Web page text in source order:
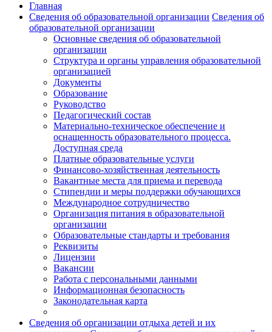
Главная
Сведения об образовательной организации Сведения об
образовательной организации
Основные сведения об образовательной
организации
Структура и органы управления образовательной
организацией
Документы
Образование
Руководство
Педагогический состав
Материально-техническое обеспечение и
оснащенность образовательного процесса.
Доступная среда
Платные образовательные услуги
Финансово-хозяйственная деятельность
Вакантные места для приема и перевода
Стипендии и меры поддержки обучающихся
Международное сотрудничество
Организация питания в образовательной
организации
Образовательные стандарты и требования
Реквизиты
Лицензии
Вакансии
Работа с персональными данными
Информационная безопасность
Законодательная карта
Сведения об организации отдыха детей и их